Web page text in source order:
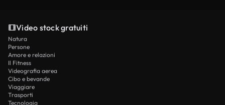
Video stock gratuiti
Natura
Persone
Amore e relazioni
Il Fitness
Videografia aerea
Cibo e bevande
Viaggiare
Trasporti
Tecnologia